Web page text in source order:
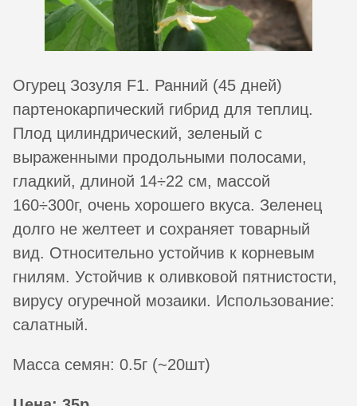
Огурец Зозуля F1. Ранний (45 дней)
партенокарпический гибрид для теплиц.
Плод цилиндрический, зеленый с
выраженными продольными полосами,
гладкий, длиной 14÷22 см, массой
160÷300г, очень хорошего вкуса. Зеленец
долго не желтеет и сохраняет товарный
вид. Относительно устойчив к корневым
гнилям. Устойчив к оливковой пятнистости,
вирусу огуречной мозаики. Использование:
салатный.
Масса семян: 0.5г (~20шт)